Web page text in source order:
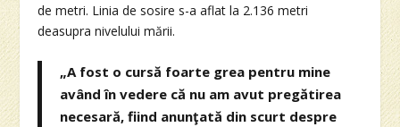
de metri. Linia de sosire s-a aflat la 2.136 metri
deasupra nivelului mării.
„A fost o cursă foarte grea pentru mine
având în vedere că nu am avut pregătirea
necesară, fiind anunţată din scurt despre